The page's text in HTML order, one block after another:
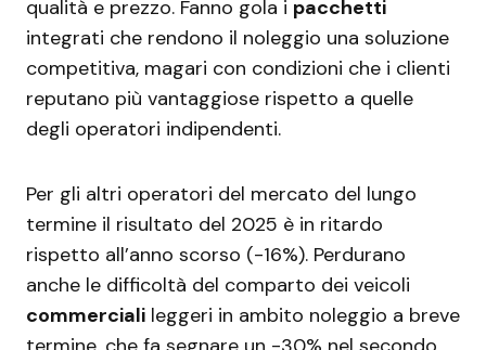
qualità e prezzo. Fanno gola i pacchetti
integrati che rendono il noleggio una soluzione
competitiva, magari con condizioni che i clienti
reputano più vantaggiose rispetto a quelle
degli operatori indipendenti.
Per gli altri operatori del mercato del lungo
termine il risultato del 2025 è in ritardo
rispetto all’anno scorso (-16%). Perdurano
anche le difficoltà del comparto dei veicoli
commerciali leggeri in ambito noleggio a breve